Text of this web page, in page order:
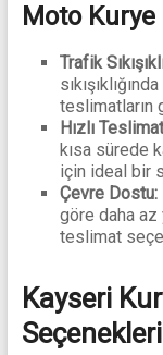
Moto
Trafik
teslimatların
Hızlı
kısa sürede
için ideal bir
Çevre Dostu:
göre daha az
teslimat
Kayseri
Seçenekleri